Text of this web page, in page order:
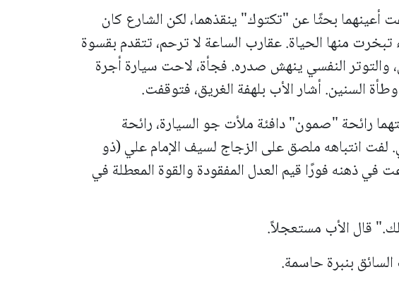
أعينهما بحثًا عن "تكتوك" ينقذهما، لكن الشارع كان
منها الحياة. عقارب الساعة لا ترحم، تتقدم بقسوة
والتوتر النفسي ينهش صدره. فجأة، لاحت سيارة أجرة
السنين. أشار الأب بلهفة الغريق، فتوقفت.
رائحة "صمون" دافئة ملأت جو السيارة، رائحة
انتباهه ملصق على الزجاج لسيف الإمام علي (ذو
في ذهنه فورًا قيم العدل المفقودة والقوة المعطلة في
قال الأب مستعجلاً.
بنبرة حاسمة.